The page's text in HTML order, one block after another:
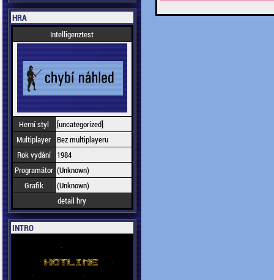
HRA
Intelligenztest
Herní styl
[uncategorized]
Multiplayer Bez multiplayeru
Rok vydání
1984
Programátor (Unknown)
Grafik
(Unknown)
detail hry
INTRO